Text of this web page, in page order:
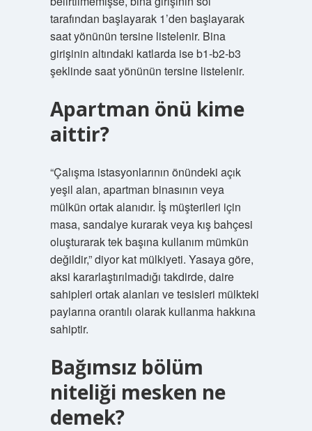
tarafından başlayarak 1’den başlayarak
saat yönünün tersine listelenir. Bina
girişinin altındaki katlarda ise b1-b2-b3
şeklinde saat yönünün tersine listelenir.
Apartman önü kime
aittir?
“Çalışma istasyonlarının önündeki açık
yeşil alan, apartman binasının veya
mülkün ortak alanıdır. İş müşterileri için
masa, sandalye kurarak veya kış bahçesi
oluşturarak tek başına kullanım mümkün
değildir,” diyor kat mülkiyeti. Yasaya göre,
aksi kararlaştırılmadığı takdirde, daire
sahipleri ortak alanları ve tesisleri mülkteki
paylarına orantılı olarak kullanma hakkına
sahiptir.
Bağımsız bölüm
niteliği mesken ne
demek?